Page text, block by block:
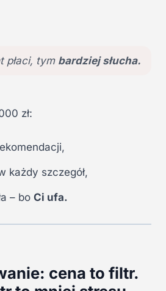
płaci, tym bardziej słucha.
zł:
każdy szczegół,
– bo Ci ufa.
cena to filtr.